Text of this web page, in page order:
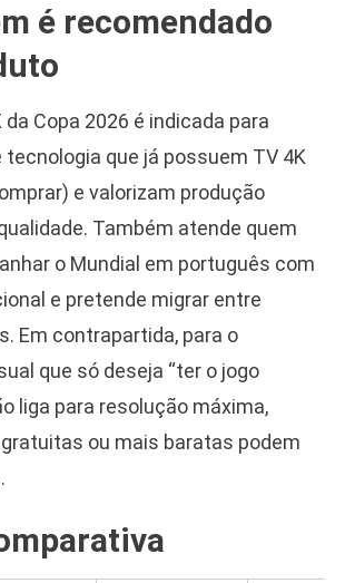
é recomendado
Copa 2026 é indicada para
que já possuem TV 4K
e valorizam produção
Também atende quem
o Mundial em português com
e pretende migrar entre
Em contrapartida, para o
que só deseja “ter o jogo
liga para resolução máxima,
ou mais baratas podem